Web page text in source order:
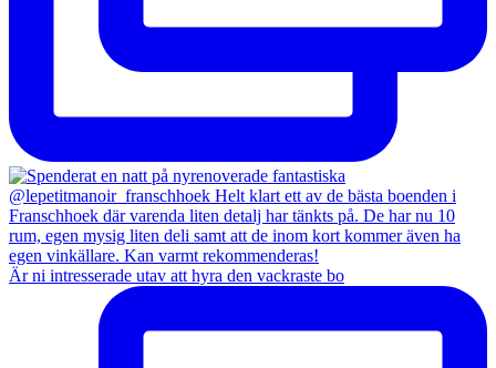
Är ni intresserade utav att hyra den vackraste bo